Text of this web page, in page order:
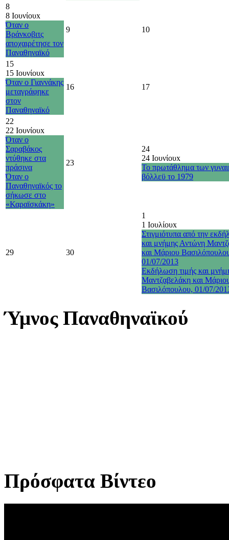
8
8 Ιουνίουx
Όταν ο
Βράνκοβιτς
αποχαιρέτησε τον
Παναθηναϊκό
9 10
15
15 Ιουνίουx
Όταν ο Γιαννάκης
μεταγράφηκε
στον
Παναθηναϊκό
16 17
22
22 Ιουνίουx
Όταν ο
Σαραβάκος
ντύθηκε στα
πράσινα
Όταν ο
Παναθηναϊκός το
σήκωσε στο
«Καραϊσκάκη»
23
24
24 Ιουνίουx
Το πρωτάθλημα των
βόλλεϋ το 1979
29 30
1
1 Ιουλίουx
Στιγμιότυπα από την
και μνήμης Αντώνη
και Μάριου
01/07/2013
Εκδήλωση τιμής και
Μαντζαβελάκη και
Βασιλόπουλου, 01/07/
Ύμνος Παναθηναϊκού
Πρόσφατα Βίντεο